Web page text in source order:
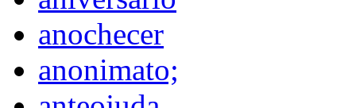
anochecer
anonimato;